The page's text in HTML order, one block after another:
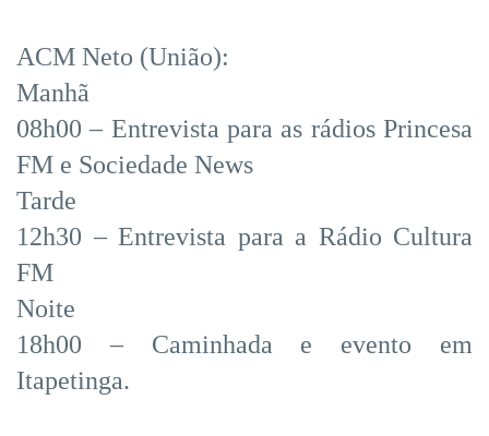
ACM Neto (União):
Manhã
08h00 – Entrevista para as rádios Princesa
FM e Sociedade News
Tarde
12h30 – Entrevista para a Rádio Cultura
FM
Noite
18h00 – Caminhada e evento em
Itapetinga.